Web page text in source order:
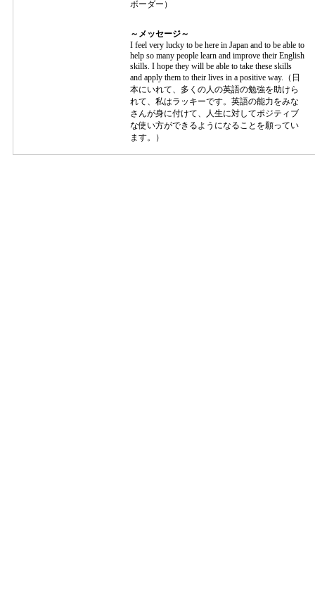
ボーダー）
～メッセージ～
I feel very lucky to be here in Japan and to be able to
help so many people learn and improve their English
skills. I hope they will be able to take these skills
and apply them to their lives in a positive way.（日
本にいれて、多くの人の英語の勉強を助けら
れて、私はラッキーです。英語の能力をみな
さんが身に付けて、人生に対してポジティブ
な使い方ができるようになることを願ってい
ます。）